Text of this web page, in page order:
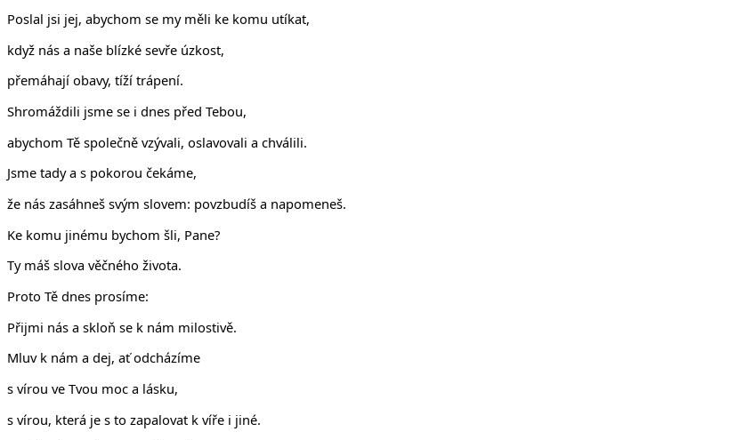
Poslal jsi jej, abychom se my měli ke komu utíkat,
když nás a naše blízké sevře úzkost,
přemáhají obavy, tíží trápení.
Shromáždili jsme se i dnes před Tebou,
abychom Tě společně vzývali, oslavovali a chválili.
Jsme tady a s pokorou čekáme,
že nás zasáhneš svým slovem: povzbudíš a napomeneš.
Ke komu jinému bychom šli, Pane?
Ty máš slova věčného života.
Proto Tě dnes prosíme:
Přijmi nás a skloň se k nám milostivě.
Mluv k nám a dej, ať odcházíme
s vírou ve Tvou moc a lásku,
s vírou, která je s to zapalovat k víře i jiné.